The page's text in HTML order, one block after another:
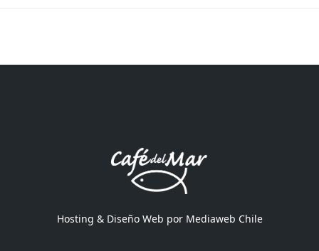
Hosting & Diseño Web por Mediaweb Chile